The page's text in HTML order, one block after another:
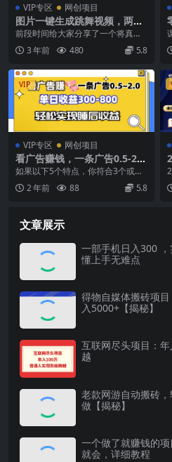
VIP专区 网创项目
图片一键生成跳舞视频，两种
发展方向，吸粉效果无敌
前段时间给大家分享了一个将真人
视频转换为动漫效果的教程，也有
不少小伙伴靠这个教程...
3 年前 480 5.8
VIP
VIP专区 网创项目
看广告赚钱，一条广告0.5-2.0
单日收益300-800，全自动软
如果以下5个特点，你符合3个或者
3个以上的，一定要好好看这个课
程！ （1）有车贷...
2 年前 88 5.8
文章展示
一部手机日入300
懂上手无难点
得物自媒体搬砖项
入5000+【揭秘】
互联网尽头项目：
越
老款网游自动搬砖
做【揭秘】
一个做了就赚钱的
就会，详细教程